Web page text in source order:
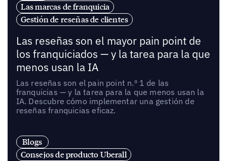
Las marcas de franquicia
Gestión de reseñas de clientes
Las reseñas son el mayor pain point de
los franquiciados — y la tarea para la que
menos usan la IA
Las reseñas son el pain point n.º 1 de las
franquicias — y la tarea para la que menos usan la
IA. Descubre cómo implementar una gestión de
reseñas franquicias eficaz.
Blogs
Consejos de producto Uberall